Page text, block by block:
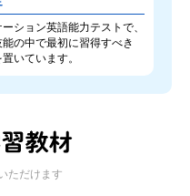
ション英語能力テストで、
の中で最初に習得すべき
いています。
ただけます